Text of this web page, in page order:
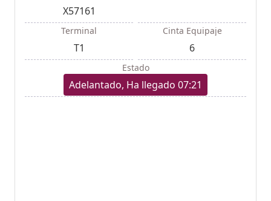
X57161
Terminal
T1
Cinta Equipaje
6
Estado
Adelantado, Ha llegado 07:21